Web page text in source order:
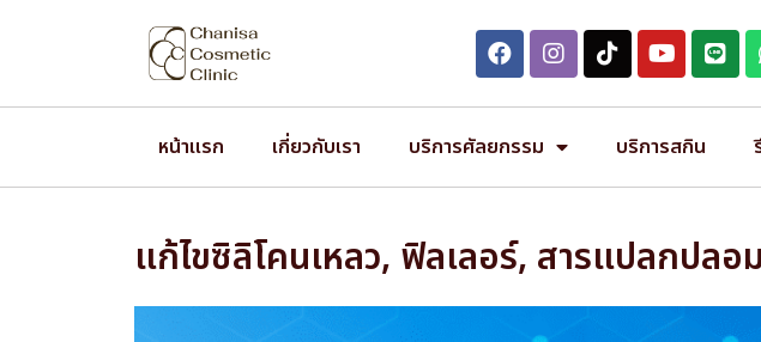
หน้าแรก เกี่ยวกับเรา บริการศัลยกรรม บริการสกิน
แก้ไขซิลิโคนเหลว, ฟิลเลอร์, สารแปลกปลอ